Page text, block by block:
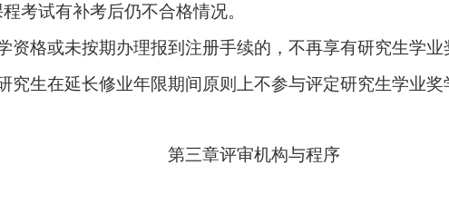
考试有补考后仍不合格情况。
资格或未按期办理报到注册手续的，不再享有研究生学业
究生在延长修业年限期间原则上不参与评定研究生学业奖
第三章评审机构与程序